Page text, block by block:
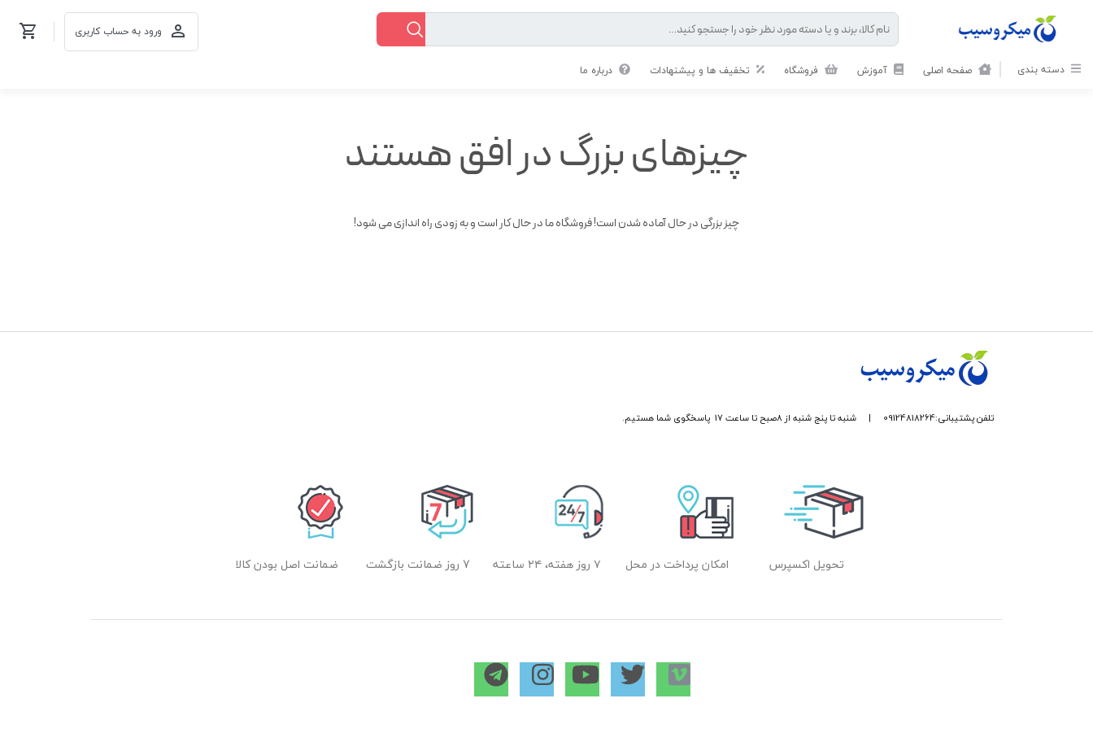
ورود به حساب کاربری
دسته بندی صفحه اصلی آموزش فروشگاه تخفیف ها و پیشنهادات درباره ما
چیزهای بزرگ در افق هستند
چیز بزرگی در حال آماده شدن است! فروشگاه ما در حال کار است و به زودی راه اندازی می شود!
تلفن پشتیبانی:09124818264 | شنبه تا پنج شنبه از 8صبح تا ساعت 17 پاسخگوی شما هستیم.
تحویل اکسپرس امکان پرداخت در محل ۷ روز هفته، ۲۴ ساعته 7 روز ضمانت بازگشت ضمانت اصل بودن کالا